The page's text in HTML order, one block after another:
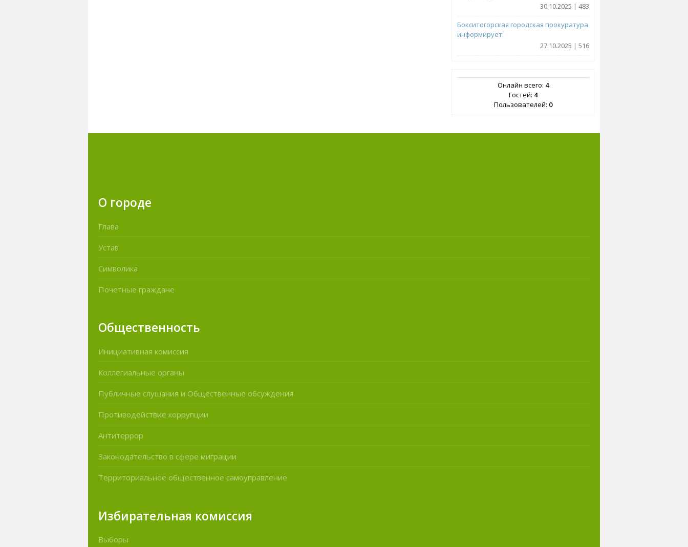
30.10.2025 | 483
Бокситогорская городская прокуратура
информирует:
27.10.2025 | 516
Онлайн всего: 4
Гостей: 4
Пользователей: 0
О городе
Глава
Устав
Символика
Почетные граждане
Общественность
Инициативная комиссия
Коллегиальные органы
Публичные слушания и Общественные обсуждения
Противодействие коррупции
Антитеррор
Законодательство в сфере миграции
Территориальное общественное самоуправление
Избирательная комиссия
Выборы